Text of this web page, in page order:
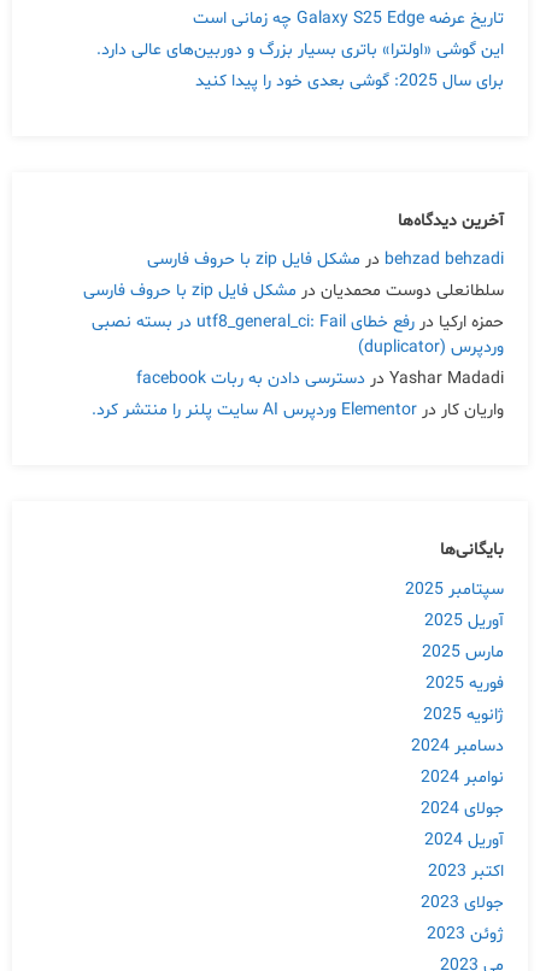
تاریخ عرضه Galaxy S25 Edge چه زمانی است
این گوشی «اولترا» باتری بسیار بزرگ و دوربین‌های عالی دارد.
برای سال 2025: گوشی بعدی خود را پیدا کنید
آخرین دیدگاه‌ها
behzad behzadi در مشکل فایل zip با حروف فارسی
سلطانعلی دوست محمدیان در مشکل فایل zip با حروف فارسی
حمزه ارکیا در
رفع خطای utf8_general_ci: Fail در بسته نصبی
وردپرس (duplicator)
Yashar Madadi در دسترسی دادن به ربات facebook
واریان کار در Elementor وردپرس AI سایت پلنر را منتشر کرد.
بایگانی‌ها
سپتامبر 2025
آوریل 2025
مارس 2025
فوریه 2025
ژانویه 2025
دسامبر 2024
نوامبر 2024
جولای 2024
آوریل 2024
اکتبر 2023
جولای 2023
ژوئن 2023
می 2023